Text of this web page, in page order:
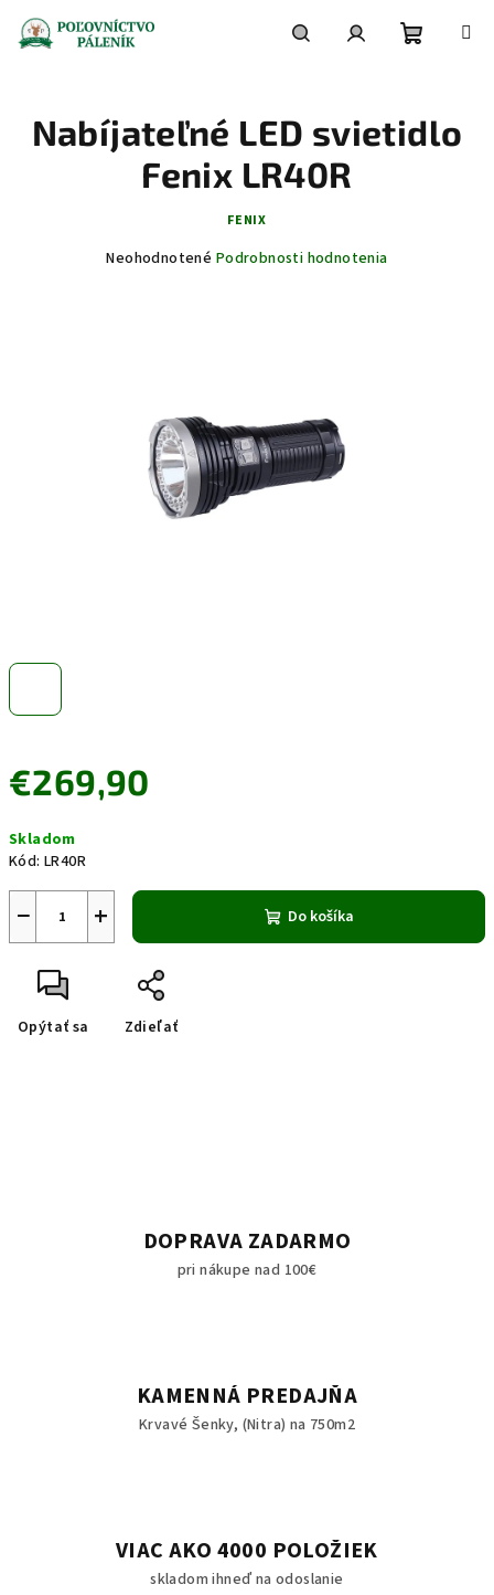
obsah
košík
€269,90
cena:
Skladom
Kód: LR40R
+
− Do košíka
Opýtať sa Zdieľať
Nabíjateľné LED svietidlo
Fenix LR40R
FENIX
Priemerné
hviezdičiek.
Neohodnotené Podrobnosti hodnotenia
DOPRAVA ZADARMO
pri nákupe nad 100€
KAMENNÁ PREDAJŇA
Krvavé Šenky, (Nitra) na 750m2
VIAC AKO 4000 POLOŽIEK
skladom ihneď na odoslanie